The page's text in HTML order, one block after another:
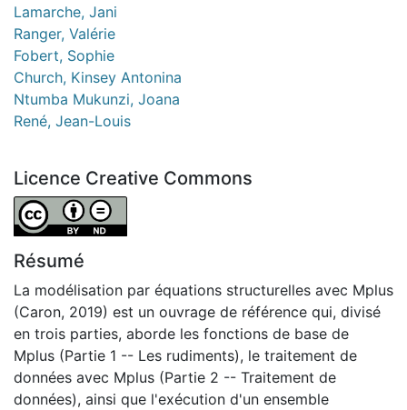
Lamarche, Jani
Ranger, Valérie
Fobert, Sophie
Church, Kinsey Antonina
Ntumba Mukunzi, Joana
René, Jean-Louis
Licence Creative Commons
Attribution-NoDerivatives 4.0 International
Résumé
La modélisation par équations structurelles avec Mplus
(Caron, 2019) est un ouvrage de référence qui, divisé
en trois parties, aborde les fonctions de base de
Mplus (Partie 1 -- Les rudiments), le traitement de
données avec Mplus (Partie 2 -- Traitement de
données), ainsi que l'exécution d'un ensemble